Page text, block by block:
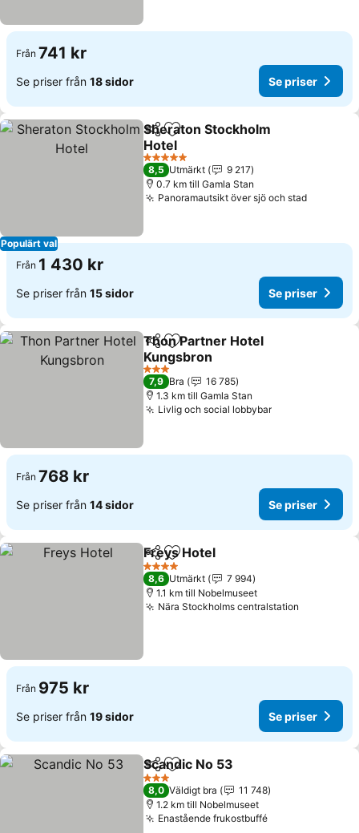
Från 741 kr
Se priser från 18 sidor Se priser
Populärt val
Dela Lägg till i Mina Favoriter
Sheraton Stockholm
Hotel
5 Stjärnor
8,5 Utmärkt
9 217
0.7 km till Gamla Stan
Panoramautsikt över sjö och stad
Från 1 430 kr
Se priser från 15 sidor Se priser
Dela Lägg till i Mina Favoriter
Thon Partner Hotel
Kungsbron
3 Stjärnor
7,9 Bra
16 785
1.3 km till Gamla Stan
Livlig och social lobbybar
Från 768 kr
Se priser från 14 sidor Se priser
Dela Lägg till i Mina Favoriter
Freys Hotel
4 Stjärnor
8,6 Utmärkt
7 994
1.1 km till Nobelmuseet
Nära Stockholms centralstation
Från 975 kr
Se priser från 19 sidor Se priser
Dela Lägg till i Mina Favoriter
Scandic No 53
3 Stjärnor
8,0 Väldigt bra
11 748
1.2 km till Nobelmuseet
Enastående frukostbuffé